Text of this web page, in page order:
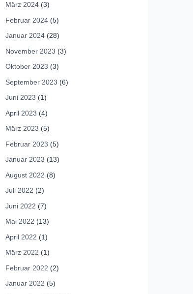
März 2024 (3)
Februar 2024 (5)
Januar 2024 (28)
November 2023 (3)
Oktober 2023 (3)
September 2023 (6)
Juni 2023 (1)
April 2023 (4)
März 2023 (5)
Februar 2023 (5)
Januar 2023 (13)
August 2022 (8)
Juli 2022 (2)
Juni 2022 (7)
Mai 2022 (13)
April 2022 (1)
März 2022 (1)
Februar 2022 (2)
Januar 2022 (5)